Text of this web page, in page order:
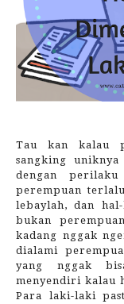
Tau kan kalau
sangking
dengan
perempuan
lebaylah, dan
bukan
kadang nggak
dialami
yang nggak
menyendiri kalau
Para laki-laki